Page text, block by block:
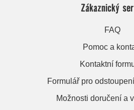
Zákaznický
FAQ
Pomoc a
Kontaktní
Formulář pro
Možnosti doručení a